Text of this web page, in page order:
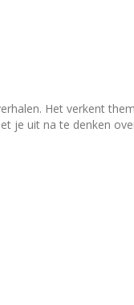
Het verkent
je uit na te denken